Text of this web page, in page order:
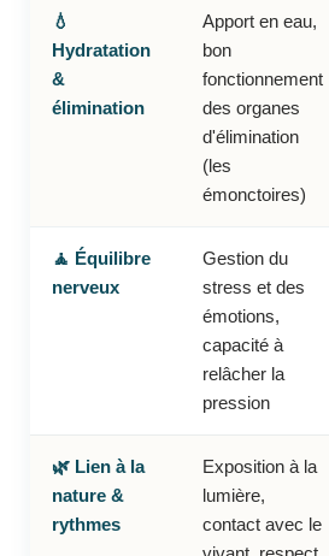
💧
Hydratation
&
élimination
Apport en eau,
bon
fonctionnement
des organes
d'élimination
(les
émonctoires)
🧘 Équilibre
nerveux
Gestion du
stress et des
émotions,
capacité à
relâcher la
pression
🌿 Lien à la
nature &
rythmes
Exposition à la
lumière,
contact avec le